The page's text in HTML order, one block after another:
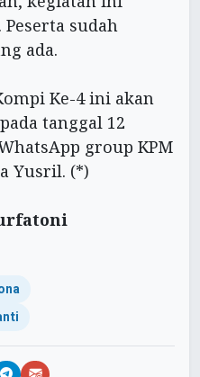
sudah
ada.
Ke-4 ini akan
tanggal 12
group KPM
Yusril. (*)